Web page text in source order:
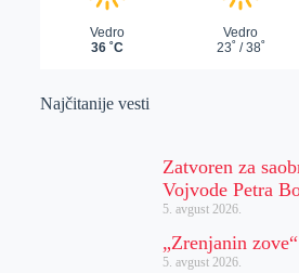
Najčitanije vesti
Zatvoren za
Vojvode Petra
5. avgust 2026.
„Zrenjanin zove“
5. avgust 2026.